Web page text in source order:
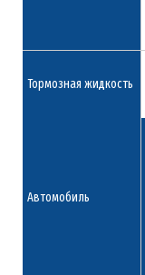
Тормозная жидкость
Автомобиль